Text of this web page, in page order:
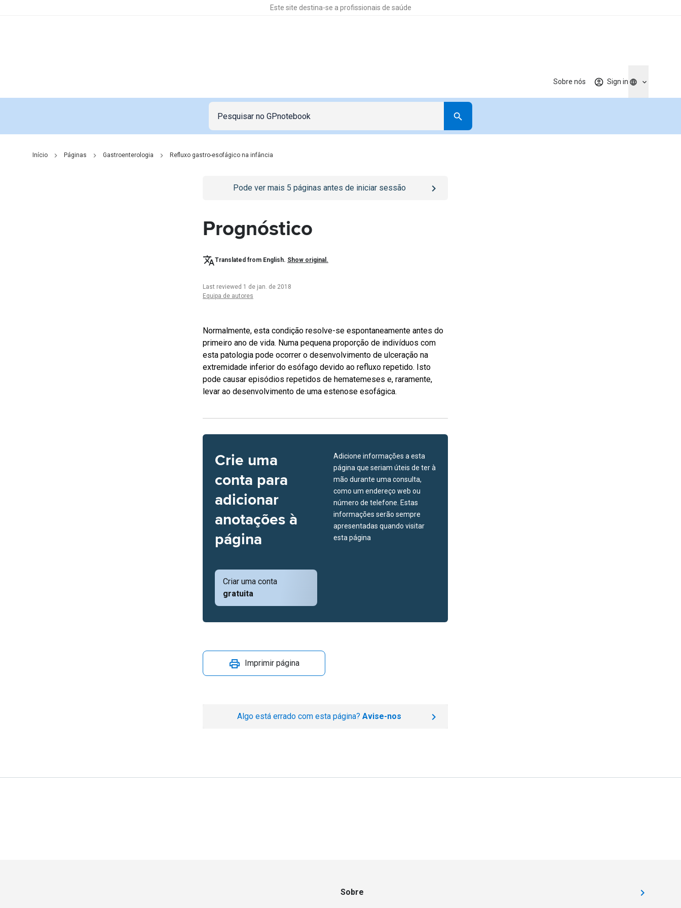
Este site destina-se a profissionais de saúde
Sobre nós Sign in
Início Páginas Gastroenterologia Refluxo gastro-esofágico na infância
/sign-inpage
Pode ver mais 5 páginas antes de iniciar sessão
Prognóstico
Translated from English. Show original.
Last reviewed 1 de jan. de 2018
Equipa de autores
Normalmente, esta condição resolve-se espontaneamente antes do
primeiro ano de vida. Numa pequena proporção de indivíduos com
esta patologia pode ocorrer o desenvolvimento de ulceração na
extremidade inferior do esófago devido ao refluxo repetido. Isto
pode causar episódios repetidos de hematemeses e, raramente,
levar ao desenvolvimento de uma estenose esofágica.
Crie uma
conta para
adicionar
anotações à
página
Criar uma conta
gratuita
Adicione informações a esta
página que seriam úteis de ter à
mão durante uma consulta,
como um endereço web ou
número de telefone. Estas
informações serão sempre
apresentadas quando visitar
esta página
Imprimir página
Algo está errado com esta página? Avise-nos
Sobre